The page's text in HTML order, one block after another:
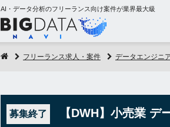
AI・データ分析のフリーランス向け案件が業界最大級
フリーランス求人・案件 データエンジニ
募集終了 【DWH】小売業 デ